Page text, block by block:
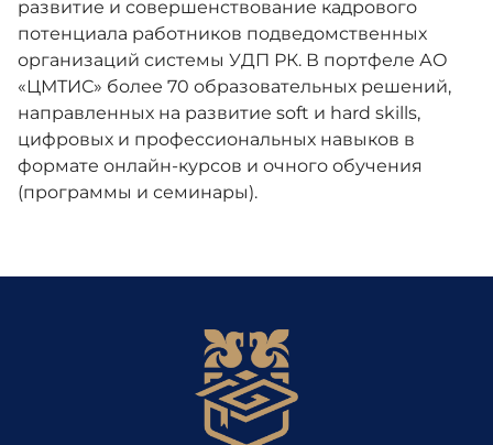
развитие и совершенствование кадрового
потенциала работников подведомственных
организаций системы УДП РК. В портфеле АО
«ЦМТИС» более 70 образовательных решений,
направленных на развитие soft и hard skills,
цифровых и профессиональных навыков в
формате онлайн-курсов и очного обучения
(программы и семинары).